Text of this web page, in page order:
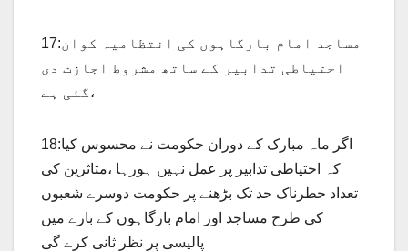
17:مساجد امام بارگاہوں کی انتظامیہ کوان
احتیاطی تدابیر کے ساتھ مشروط اجازت دی
گئی ہے،
18:اگر ماہ مبارک کے دوران حکومت نے محسوس کیا
کہ احتیاطی تدابیر پر عمل نہیں ہورہا ،متاثرین کی
تعداد حطرناک حد تک بڑھنے پر حکومت دوسرے شعبوں
کی طرح مساجد اور امام بارگاہوں کے بارے میں
پالیسی پر نظر ثانی کرے گی